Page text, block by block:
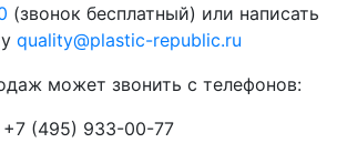
(звонок бесплатный) или написать
quality@plastic-republic.ru
может звонить с телефонов:
+7 (495) 933-00-77